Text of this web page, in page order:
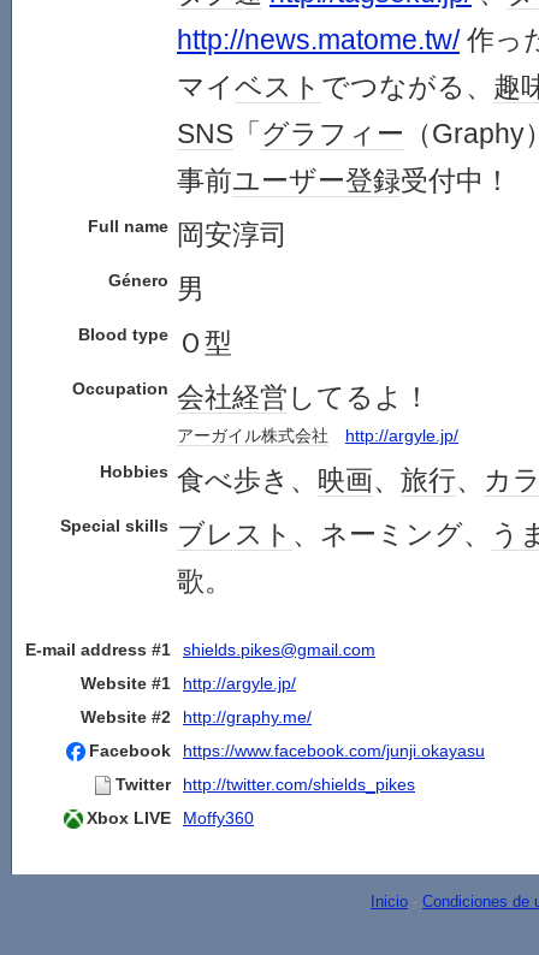
http://news.matome.tw/作っ
マイベスト でつながる、 趣
SNS 「 グラフィー （Graphy
事前ユーザー登録受付中！
Full name 岡安淳司
Género 男
Blood type Ｏ型
Occupation 会社経営 してるよ！
アーガイル株式会社
http://argyle.jp/
Hobbies 食べ歩き、 映画、 旅行、 カ
Special skills ブレスト 、ネーミング、
う
歌。
E-mail address #1
shields.pikes@gmail.com
Website #1
http://argyle.jp/
Website #2
http://graphy.me/
Facebook
https://www.facebook.com/junji.okayasu
Twitter
http://twitter.com/shields_pikes
Xbox LIVE
Moffy360
Inicio - Condiciones de